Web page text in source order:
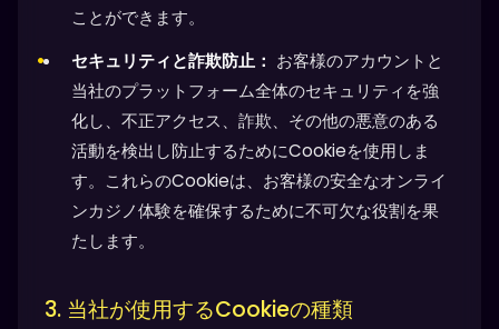
ことができます。
セキュリティと詐欺防止： お客様のアカウントと
当社のプラットフォーム全体のセキュリティを強
化し、不正アクセス、詐欺、その他の悪意のある
活動を検出し防止するためにCookieを使用しま
す。これらのCookieは、お客様の安全なオンライ
ンカジノ体験を確保するために不可欠な役割を果
たします。
3. 当社が使用するCookieの種類